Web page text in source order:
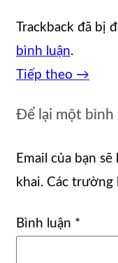
Trackback đã bị
bình luận.
Tiếp theo →
Để lại một bình
Email của bạn
khai. Các trường
Bình luận *